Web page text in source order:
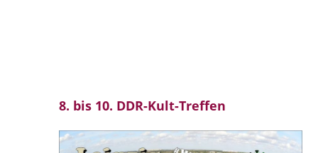
8. bis 10. DDR-Kult-Treffen